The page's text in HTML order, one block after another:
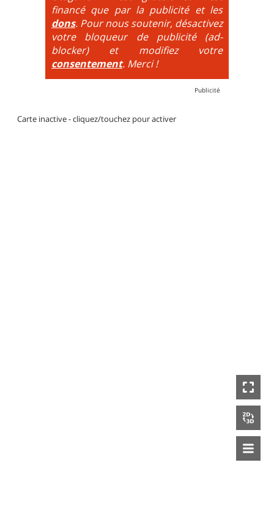
par des couleurs lorsqu'il s'agit de bikeparks. Vélo
tout suspendu et protections du corps obligatoires.
financé que par la publicité et les
dons. Pour nous soutenir, désactivez
votre bloqueur de publicité (ad-
blocker) et modifiez votre
consentement. Merci !